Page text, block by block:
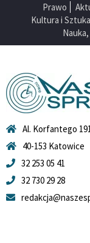
Prawo
Kultura i Sztuka
Al. Korfantego
40-153 Katowice
32 253 05 41
32 730 29 28